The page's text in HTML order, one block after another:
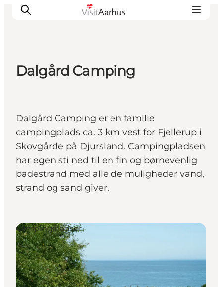
Byer og steder
Planlæg ferien
Transport
Dalgård Camping
Dalgård Camping er en familie
campingplads ca. 3 km vest for Fjellerup i
Skovgårde på Djursland. Campingpladsen
har egen sti ned til en fin og børnevenlig
badestrand med alle de muligheder vand,
strand og sand giver.
Campingpladser